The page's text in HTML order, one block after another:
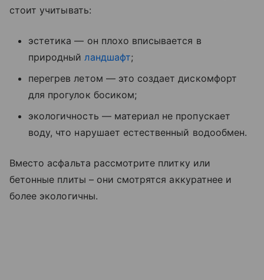
стоит учитывать:
эстетика — он плохо вписывается в
природный ландшафт;
перегрев летом — это создает дискомфорт
для прогулок босиком;
экологичность — материал не пропускает
воду, что нарушает естественный водообмен.
Вместо асфальта рассмотрите плитку или
бетонные плиты – они смотрятся аккуратнее и
более экологичны.